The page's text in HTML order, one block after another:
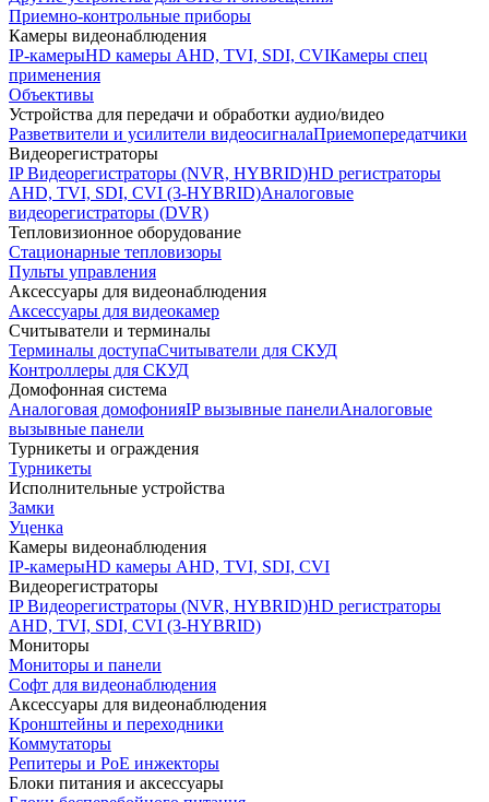
Приемно-контрольные приборы
Камеры видеонаблюдения
IP-камерыHD камеры AHD, TVI, SDI, CVIКамеры спец
применения
Объективы
Устройства для передачи и обработки аудио/видео
Разветвители и усилители видеосигналаПриемопередатчики
Видеорегистраторы
IP Видеорегистраторы (NVR, HYBRID)HD регистраторы
AHD, TVI, SDI, CVI (3-HYBRID)Аналоговые
видеорегистраторы (DVR)
Тепловизионное оборудование
Стационарные тепловизоры
Пульты управления
Аксессуары для видеонаблюдения
Аксессуары для видеокамер
Считыватели и терминалы
Терминалы доступаСчитыватели для СКУД
Контроллеры для СКУД
Домофонная система
Аналоговая домофонияIP вызывные панелиАналоговые
вызывные панели
Турникеты и ограждения
Турникеты
Исполнительные устройства
Замки
Уценка
Камеры видеонаблюдения
IP-камерыHD камеры AHD, TVI, SDI, CVI
Видеорегистраторы
IP Видеорегистраторы (NVR, HYBRID)HD регистраторы
AHD, TVI, SDI, CVI (3-HYBRID)
Мониторы
Мониторы и панели
Софт для видеонаблюдения
Аксессуары для видеонаблюдения
Кронштейны и переходники
Коммутаторы
Репитеры и PoE инжекторы
Блоки питания и аксессуары